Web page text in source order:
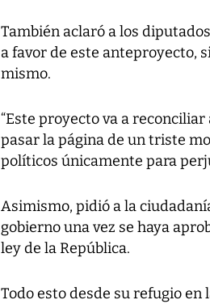
También aclaró a los
a favor de este anteproyecto,
mismo.
“Este proyecto va a
pasar la página de un triste
políticos únicamente para
Asimismo, pidió a la
gobierno una vez se haya
ley de la República.
Todo esto desde su refugio en